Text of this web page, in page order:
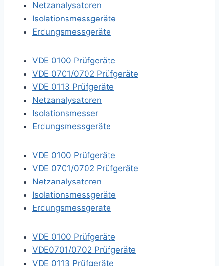
Netzanalysatoren
Isolationsmessgeräte
Erdungsmessgeräte
VDE 0100 Prüfgeräte
VDE 0701/0702 Prüfgeräte
VDE 0113 Prüfgeräte
Netzanalysatoren
Isolationsmesser
Erdungsmessgeräte
VDE 0100 Prüfgeräte
VDE 0701/0702 Prüfgeräte
Netzanalysatoren
Isolationsmessgeräte
Erdungsmessgeräte
VDE 0100 Prüfgeräte
VDE0701/0702 Prüfgeräte
VDE 0113 Prüfgeräte